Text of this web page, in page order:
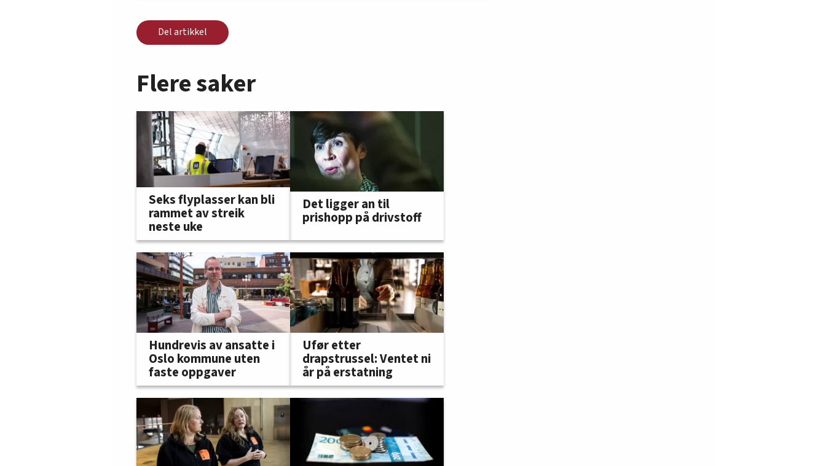
Del artikkel
Flere saker
Seks flyplasser kan bli
rammet av streik
neste uke
Det ligger an til
prishopp på drivstoff
Hundrevis av ansatte i
Oslo kommune uten
faste oppgaver
Ufør etter
drapstrussel: Ventet ni
år på erstatning